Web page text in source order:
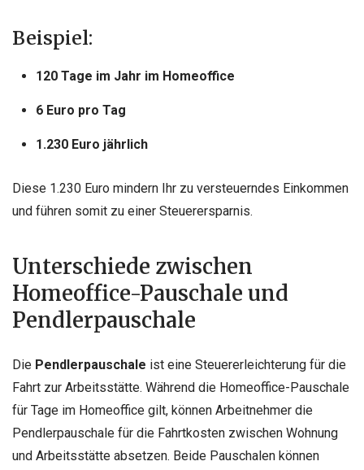
Beispiel:
120 Tage im Jahr im Homeoffice
6 Euro pro Tag
1.230 Euro jährlich
Diese 1.230 Euro mindern Ihr zu versteuerndes Einkommen
und führen somit zu einer Steuerersparnis.
Unterschiede zwischen
Homeoffice-Pauschale und
Pendlerpauschale
Die Pendlerpauschale ist eine Steuererleichterung für die
Fahrt zur Arbeitsstätte. Während die Homeoffice-Pauschale
für Tage im Homeoffice gilt, können Arbeitnehmer die
Pendlerpauschale für die Fahrtkosten zwischen Wohnung
und Arbeitsstätte absetzen. Beide Pauschalen können